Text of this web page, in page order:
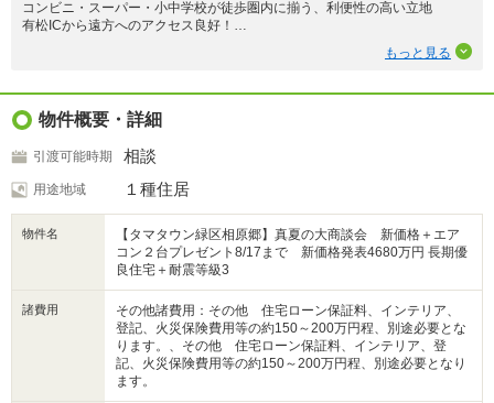
コンビニ・スーパー・小中学校が徒歩圏内に揃う、利便性の高い立地
有松ICから遠方へのアクセス良好！
休日は、イオンモール大高や大高緑地公園でレジャーが楽しめます。
☆外壁保証・陶器瓦搭載！
☆耐震基準最高ランクの「耐震等級3」
☆室内干し付き広々洗面脱衣室
☆乾太くんプレゼント※4号棟
☆驚きの収納力！WIC+小屋裏収納
☆玄関タッチキー
＼タマホームの分譲住宅【タマタウン】の基本スペック／
・長期優良住宅
・全窓「樹脂ペアガラス」※一部例外あり
・全館換気システム搭載
・長期耐久外壁「Fugeプレミアム」
もっと見る
物件概要・詳細
引渡可能時期 相談
用途地域 １種住居
物件名
【タマタウン緑区相原郷】真夏の大商談会 新価格＋エア
コン２台プレゼント8/17まで 新価格発表4680万円 長期優
良住宅＋耐震等級3
諸費用
その他諸費用：その他 住宅ローン保証料、インテリア、
登記、火災保険費用等の約150～200万円程、別途必要とな
ります。、その他 住宅ローン保証料、インテリア、登
記、火災保険費用等の約150～200万円程、別途必要となり
ます。